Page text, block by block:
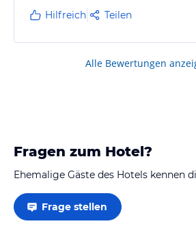
Hilfreich Teilen
Alle Bewertungen
Fragen zum Hotel?
Ehemalige Gäste des Hotels kennen
Frage stellen